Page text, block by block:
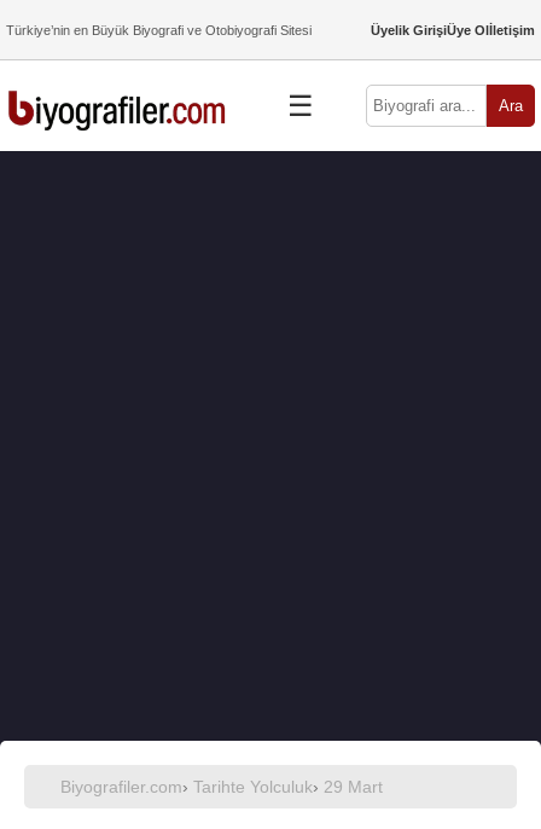
Türkiye’nin en Büyük Biyografi ve Otobiyografi Sitesi Üyelik GirişiÜye Olİletişim
☰ Ara
Biyografiler.com› Tarihte Yolculuk› 29 Mart